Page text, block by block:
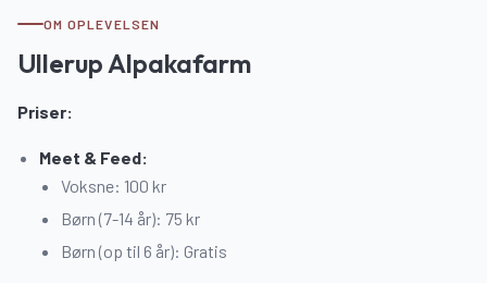
OM OPLEVELSEN
Ullerup Alpakafarm
Priser:
Meet & Feed:
Voksne: 100 kr
Børn (7-14 år): 75 kr
Børn (op til 6 år): Gratis